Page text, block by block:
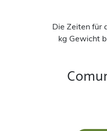
Die Zeiten für
kg Gewicht